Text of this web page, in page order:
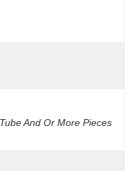
And Or More Pieces